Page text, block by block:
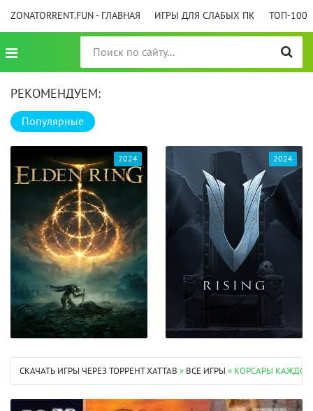
ZONATORRENT.FUN - ГЛАВНАЯ ИГРЫ ДЛЯ СЛАБЫХ ПК ТОП-100
РЕКОМЕНДУЕМ:
Популярные
2024 2024
СКАЧАТЬ ИГРЫ ЧЕРЕЗ ТОРРЕНТ XATTAB » ВСЕ ИГРЫ » КОРСАРЫ КАЖДОМУ